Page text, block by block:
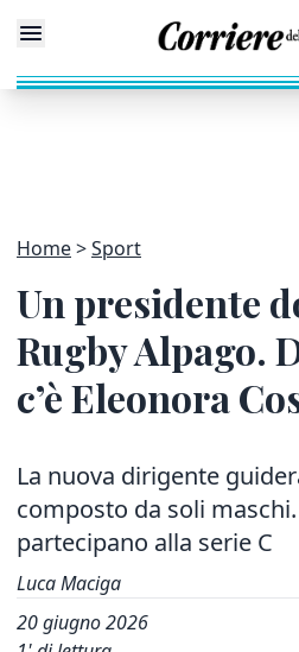
Home Sport
Un presidente
Rugby Alpago.
c’è Eleonora
La nuova dirigente
composto da soli
partecipano alla serie C
Luca Maciga
20 giugno 2026